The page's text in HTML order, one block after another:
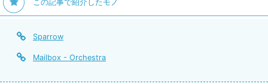
この記事で紹介したモノ
Sparrow
Mailbox - Orchestra